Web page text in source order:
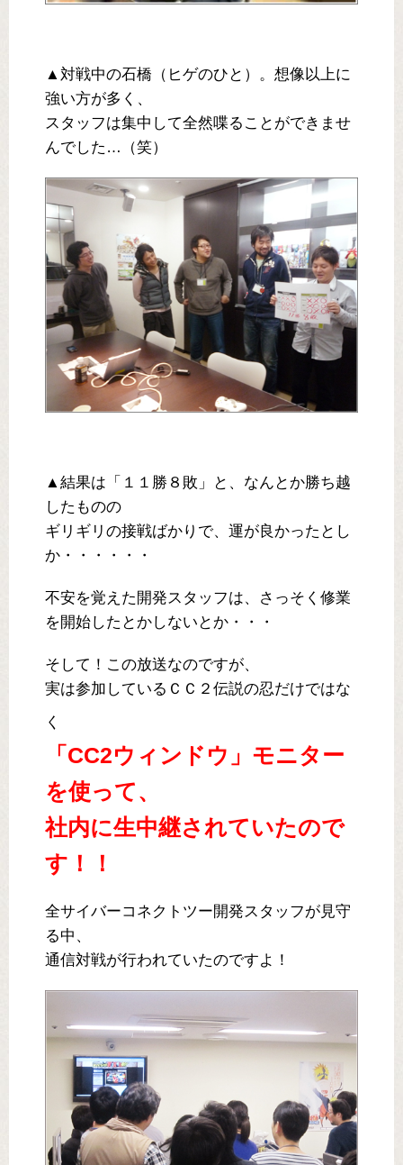
▲対戦中の石橋（ヒゲのひと）。想像以上に
強い方が多く、
スタッフは集中して全然喋ることができませ
んでした…（笑）
▲結果は「１１勝８敗」と、なんとか勝ち越
したものの
ギリギリの接戦ばかりで、運が良かったとし
か・・・・・・
不安を覚えた開発スタッフは、さっそく修業
を開始したとかしないとか・・・
そして！この放送なのですが、
実は参加しているＣＣ２伝説の忍だけではな
く
「CC2ウィンドウ」モニター
を使って、
社内に生中継されていたので
す！！
全サイバーコネクトツー開発スタッフが見守
る中、
通信対戦が行われていたのですよ！